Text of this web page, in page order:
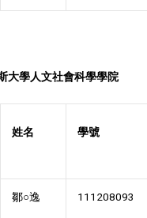
大學人文社會科學學院
姓名 學號
鄒○逸 111208093